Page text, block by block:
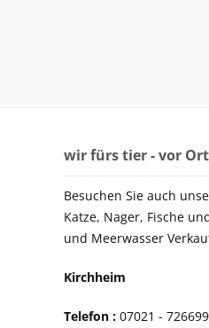
wir fürs tier - vor
Besuchen Sie auch
Katze, Nager, Fische
und Meerwasser
Kirchheim
Telefon :